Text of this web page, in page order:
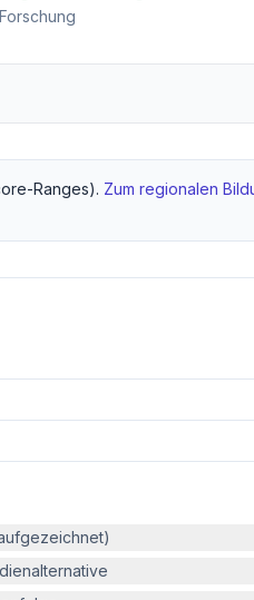
Ranges). Zum regionalen